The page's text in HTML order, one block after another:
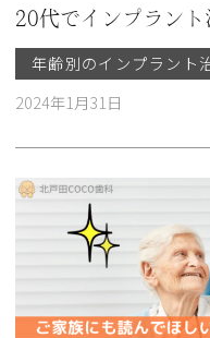
年齢別のインプラント
2024年1月31日